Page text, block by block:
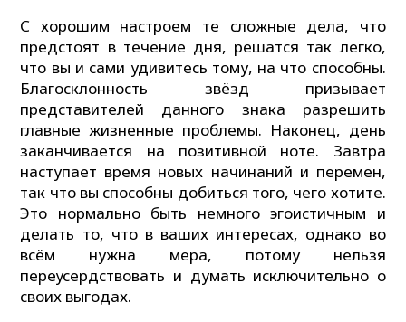
С хорошим настроем те сложные дела, что
предстоят в течение дня, решатся так легко,
что вы и сами удивитесь тому, на что способны.
Благосклонность звёзд призывает
представителей данного знака разрешить
главные жизненные проблемы. Наконец, день
заканчивается на позитивной ноте. Завтра
наступает время новых начинаний и перемен,
так что вы способны добиться того, чего хотите.
Это нормально быть немного эгоистичным и
делать то, что в ваших интересах, однако во
всём нужна мера, потому нельзя
переусердствовать и думать исключительно о
своих выгодах.